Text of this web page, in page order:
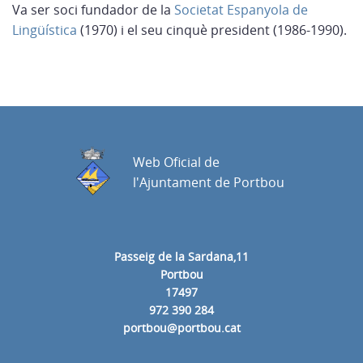
Va ser soci fundador de la Societat Espanyola de
Lingüística (1970) i el seu cinquè president (1986-1990).
Passeig de la Sardana,11
Portbou
17497
972 390 284
portbou@portbou.cat
Web Oficial de
l'Ajuntament de Portbou